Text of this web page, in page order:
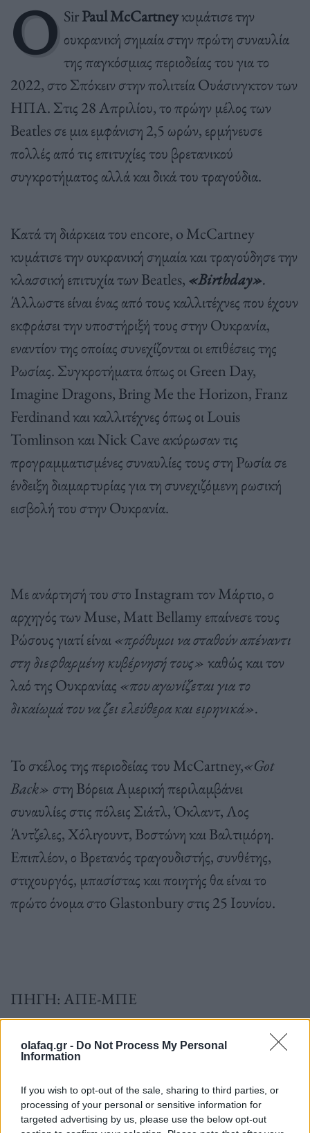
olafaq.gr - Do Not Process My Personal
Information
If you wish to opt-out of the sale, sharing to third parties, or
processing of your personal or sensitive information for
targeted advertising by us, please use the below opt-out
Ο SirPaul McCartneyκυμάτισε την
ουκρανική σημαία στην πρώτη συναυλία
της παγκόσμιας περιοδείας του για το
2022, στο Σπόκειν στην πολιτεία Ουάσινγκτον των
ΗΠΑ. Στις 28 Απριλίου, το πρώην μέλος των
Beatles σε μια εμφάνιση 2,5 ωρών, ερμήνευσε
πολλές από τις επιτυχίες του βρετανικού
συγκροτήματος αλλά και δικά του τραγούδια.
Κατά τη διάρκεια του encore, o McCartney
κυμάτισε την ουκρανική σημαία και τραγούδησε την
κλασσική επιτυχία των Beatles, «Birthday».
Άλλωστε είναι ένας από τους καλλιτέχνες που έχουν
εκφράσει την υποστήριξή τους στην Ουκρανία,
εναντίον της οποίας συνεχίζονται οι επιθέσεις της
Ρωσίας. Συγκροτήματα όπως οι Green Day,
Imagine Dragons, Bring Me the Horizon, Franz
Ferdinand και καλλιτέχνες όπως οι Louis
Tomlinson και Nick Cave ακύρωσαν τις
προγραμματισμένες συναυλίες τους στη Ρωσία σε
ένδειξη διαμαρτυρίας για τη συνεχιζόμενη ρωσική
εισβολή του στην Ουκρανία.
Με ανάρτησή του στο Instagram τον Μάρτιο, ο
αρχηγός των Muse, Matt Bellamy επαίνεσε τους
Ρώσους γιατί είναι«πρόθυμοι να σταθούν απέναντι
στη διεφθαρμένη κυβέρνησή τους» καθώς και τον
λαό της Ουκρανίας «που αγωνίζεται για το
δικαίωμά του να ζει ελεύθερα και ειρηνικά».
Το σκέλος της περιοδείας του McCartney,«Got
Back» στη Βόρεια Αμερική περιλαμβάνει
συναυλίες στις πόλεις Σιάτλ, Όκλαντ, Λος
Άντζελες, Χόλιγουντ, Βοστώνη και Βαλτιμόρη.
Επιπλέον, ο Βρετανός τραγουδιστής, συνθέτης,
στιχουργός, μπασίστας και ποιητής θα είναι το
πρώτο όνομα στο Glastonbury στις 25 Ιουνίου.
ΠΗΓΗ: ΑΠΕ-ΜΠΕ
Ακολουθήστε το OLAFAQ